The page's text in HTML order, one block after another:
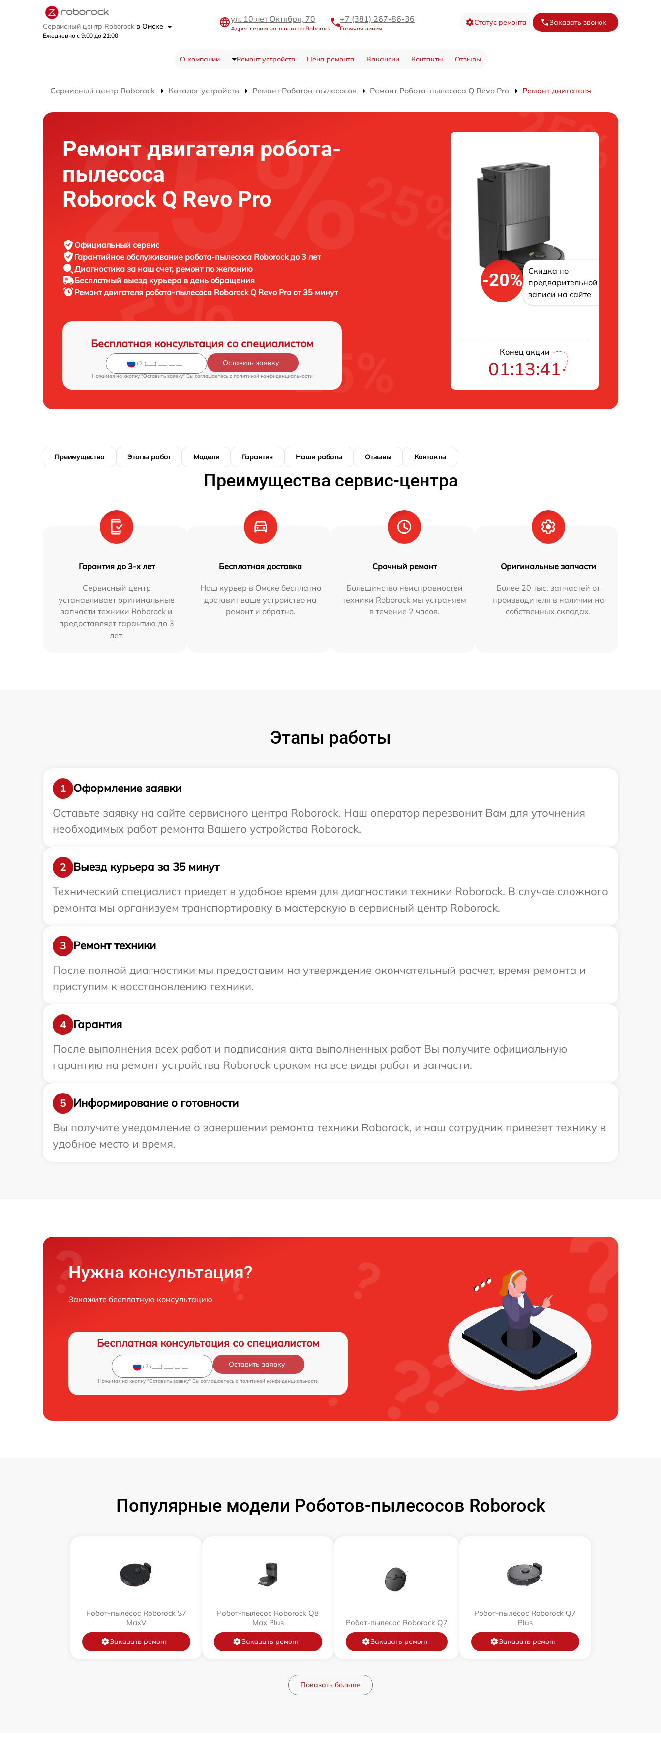
Сервисный центр Roborock в Омске
Ежедневно с 9:00 до 21:00
ул. 10 лет Октября, 70
Адрес сервисного центра Roborock
+7 (381) 267-86-36
Горячая линия
Статус ремонта Заказать звонок
О компании Ремонт устройств Цена ремонта Вакансии Контакты Отзывы
Сервисный центр Roborock Каталог устройств Ремонт Роботов-пылесосов Ремонт Робота-пылесоса Q Revo Pro Ремонт двигателя
Ремонт двигателя робота-
пылесоса
Roborock Q Revo Pro
Официальный сервис
Гарантийное обслуживание робота-пылесоса Roborock до 3 лет
Диагностика за наш счет, ремонт по желанию
Бесплатный выезд курьера в день обращения
Ремонт двигателя робота-пылесоса Roborock Q Revo Pro от 35 минут
Бесплатная консультация со специалистом
Оставить заявку
Нажимая на кнопку "Оставить заявку" Вы соглашаетесь c политикой конфиденциальности
-20%
Скидка по
предварительной
записи на сайте
Конец акции
01:13:40
Преимущества Этапы работ Модели Гарантия Наши работы Отзывы Контакты
Преимущества сервис-центра
Гарантия до 3-х лет
Сервисный центр
устанавливает оригинальные
запчасти техники Roborock и
предоставляет гарантию до 3
лет.
Бесплатная доставка
Наш курьер в Омске бесплатно
доставит ваше устройство на
ремонт и обратно.
Срочный ремонт
Большинство неисправностей
техники Roborock мы устраняем
в течение 2 часов.
Оригинальные запчасти
Более 20 тыс. запчастей от
производителя в наличии на
собственных складах.
Этапы работы
1
Оформление заявки
Оставьте заявку на сайте сервисного центра Roborock. Наш оператор перезвонит Вам для уточнения
необходимых работ ремонта Вашего устройства Roborock.
2
Выезд курьера за 35 минут
Технический специалист приедет в удобное время для диагностики техники Roborock. В случае сложного
ремонта мы организуем транспортировку в мастерскую в сервисный центр Roborock.
3
Ремонт техники
После полной диагностики мы предоставим на утверждение окончательный расчет, время ремонта и
приступим к восстановлению техники.
4
Гарантия
После выполнения всех работ и подписания акта выполненных работ Вы получите официальную
гарантию на ремонт устройства Roborock сроком на все виды работ и запчасти.
5
Информирование о готовности
Вы получите уведомление о завершении ремонта техники Roborock, и наш сотрудник привезет технику в
удобное место и время.
Нужна консультация?
Закажите бесплатную консультацию
Бесплатная консультация со специалистом
Оставить заявку
Нажимая на кнопку "Оставить заявку" Вы соглашаетесь c политикой конфиденциальности
Популярные модели Роботов-пылесосов Roborock
Робот-пылесос Roborock S7
MaxV
Заказать ремонт
Робот-пылесос Roborock Q8
Max Plus
Заказать ремонт
Робот-пылесос Roborock Q7
Заказать ремонт
Робот-пылесос Roborock Q7
Plus
Заказать ремонт
Показать больше